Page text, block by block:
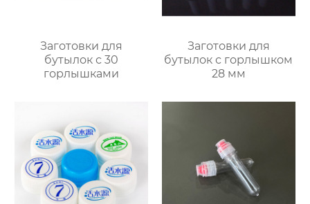
Заготовки для
бутылок с 30
горлышками
Заготовки для
бутылок с горлышком
28 мм